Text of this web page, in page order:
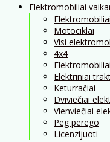
Elektromobiliai
Motociklai
Visi
4x4
Elektriniai
Keturračiai
Dviviečiai
Vienviečiai
Peg perego
Licenzijuoti